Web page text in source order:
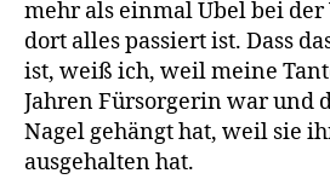
mehr als einmal Übel bei
dort alles passiert ist. Dass
ist, weiß ich, weil meine
Jahren Fürsorgerin war und
Nagel gehängt hat, weil sie
ausgehalten hat.